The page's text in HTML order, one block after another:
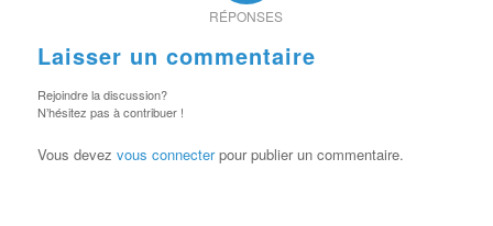
RÉPONSES
Laisser un commentaire
Rejoindre la discussion?
N’hésitez pas à contribuer !
Vous devez vous connecterpour publier un commentaire.